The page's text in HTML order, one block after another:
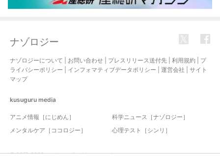
ナゾロジー
ナゾロジーについて お問い合わせ プレスリリース送付先 利用規約
プ
ライバシーポリシー
インフォマティブデータポリシー 運営会社
サイト
マップ
kusuguru media
アニメ情報［にじめん］
科学ニュース［ナゾロジー］
メンタルケア［ココロジー］
心理テスト［シンリ］